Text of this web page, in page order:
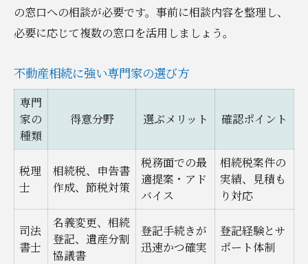
の窓口への相談が必要です。事前に相談内容を整理し、
必要に応じて複数の窓口を活用しましょう。
不動産相続に強い専門家の選び方
専門
家の
種類
得意分野 選ぶメリット 確認ポイント
税理
士
相続税、申告書
作成、節税対策
税務面での最
適提案・アド
バイス
相続税案件の
実績、見積も
り対応
司法
書士
名義変更、相続
登記、遺産分割
協議書
登記手続きが
迅速かつ確実
登記経験とサ
ポート体制